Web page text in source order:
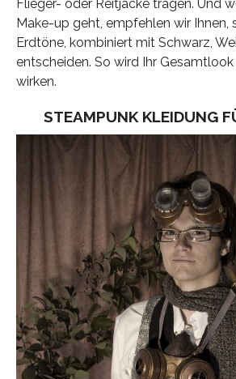
Flieger- oder Reitjacke tragen. Und
Make-up geht, empfehlen wir Ihnen,
Erdtöne, kombiniert mit Schwarz,
entscheiden. So wird Ihr
wirken.
STEAMPUNK KLEIDUNG